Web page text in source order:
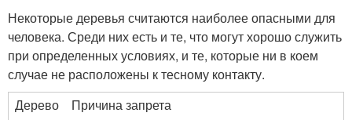
Некоторые деревья считаются наиболее опасными для
человека. Среди них есть и те, что могут хорошо служить
при определенных условиях, и те, которые ни в коем
случае не расположены к тесному контакту.
Дерево
Причина запрета